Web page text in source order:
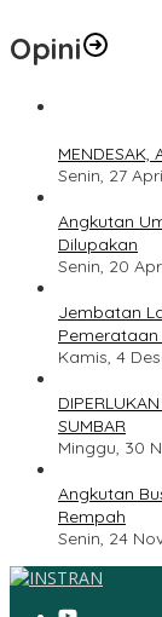
Opini
MENDESAK,
Senin, 27
Angkutan
Dilupakan
Senin, 20
Jembatan
Pemerataan
Kamis, 4
SUMBAR
Minggu, 30
Angkutan
Rempah
Senin, 24